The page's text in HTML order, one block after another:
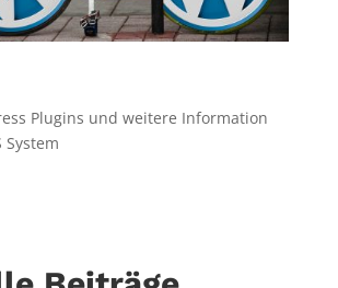
Plugins und weitere Information
System